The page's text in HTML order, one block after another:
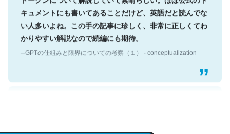
キュメントにも書いてあることだけど、英語だと読んでな
い人多いよね。この手の記事に珍しく、非常に正しくてわ
かりやすい解説なので続編にも期待。
─GPTの仕組みと限界についての考察（１） - conceptualization